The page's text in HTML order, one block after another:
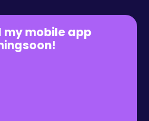
my mobile app